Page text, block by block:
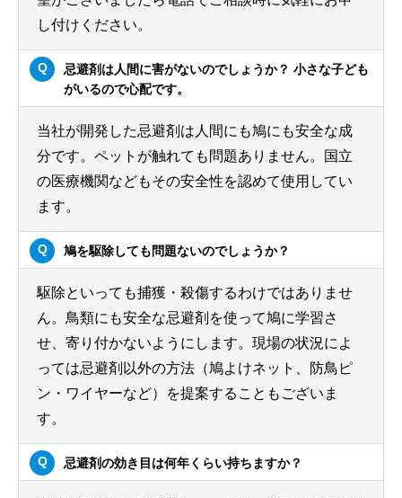
し付けください。
忌避剤は人間に害がないのでしょうか？ 小さな子ども
がいるので心配です。
当社が開発した忌避剤は人間にも鳩にも安全な成
分です。ペットが触れても問題ありません。国立
の医療機関などもその安全性を認めて使用してい
ます。
鳩を駆除しても問題ないのでしょうか？
駆除といっても捕獲・殺傷するわけではありませ
ん。鳥類にも安全な忌避剤を使って鳩に学習さ
せ、寄り付かないようにします。現場の状況によ
っては忌避剤以外の方法（鳩よけネット、防鳥ピ
ン・ワイヤーなど）を提案することもございま
す。
忌避剤の効き目は何年くらい持ちますか？